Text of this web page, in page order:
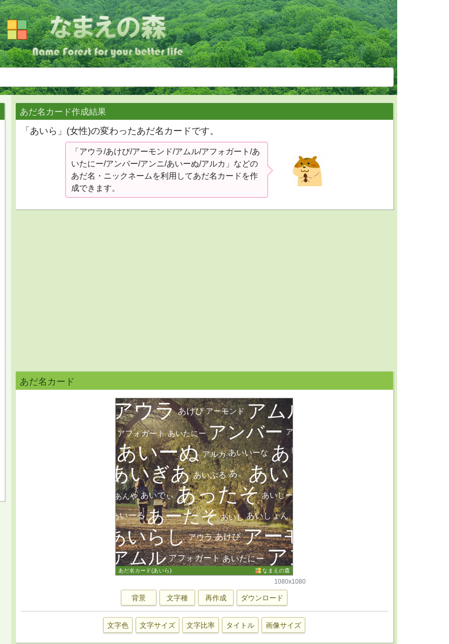
あだ名カード作成結果
「あいら」(女性)の変わったあだ名カードです。
「アウラ/あけび/アーモンド/アムル/アフォガート/あ
いたにー/アンバー/アンニ/あいーぬ/アルカ」などの
あだ名・ニックネームを利用してあだ名カードを作
成できます。
あだ名カード
1080x1080
背景 文字種 再作成 ダウンロード
文字色 文字サイズ 文字比率 タイトル 画像サイズ